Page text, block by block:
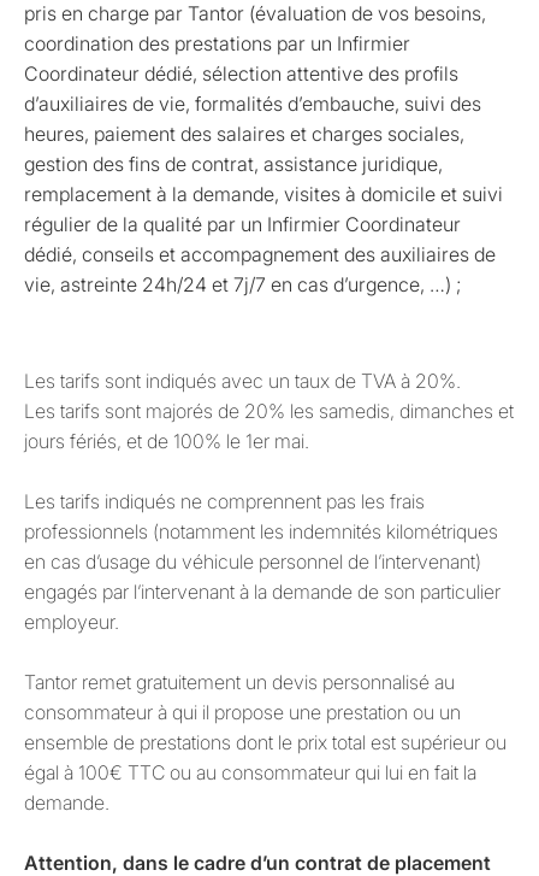
pris en charge par Tantor (évaluation de vos besoins,
coordination des prestations par un Infirmier
Coordinateur dédié, sélection attentive des profils
d’auxiliaires de vie, formalités d’embauche, suivi des
heures, paiement des salaires et charges sociales,
gestion des fins de contrat, assistance juridique,
remplacement à la demande, visites à domicile et suivi
régulier de la qualité par un Infirmier Coordinateur
dédié, conseils et accompagnement des auxiliaires de
vie, astreinte 24h/24 et 7j/7 en cas d’urgence, …) ;
Les tarifs sont indiqués avec un taux de TVA à 20%.
Les tarifs sont majorés de 20% les samedis, dimanches et
jours fériés, et de 100% le 1er mai.
Les tarifs indiqués ne comprennent pas les frais
professionnels (notamment les indemnités kilométriques
en cas d’usage du véhicule personnel de l’intervenant)
engagés par l’intervenant à la demande de son particulier
employeur.
Tantor remet gratuitement un devis personnalisé au
consommateur à qui il propose une prestation ou un
ensemble de prestations dont le prix total est supérieur ou
égal à 100€ TTC ou au consommateur qui lui en fait la
demande.
Attention, dans le cadre d’un contrat de placement